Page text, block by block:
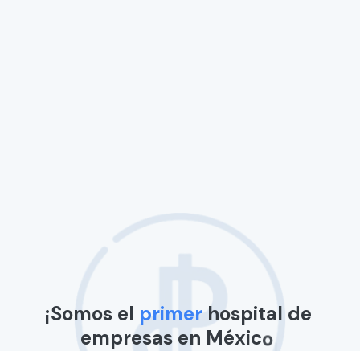
¡Somos el primer hospital de
empresas en México!